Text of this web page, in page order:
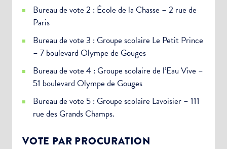
Bureau de vote 2 : École de la Chasse – 2 rue de
Paris
Bureau de vote 3 : Groupe scolaire Le Petit Prince
– 7 boulevard Olympe de Gouges
Bureau de vote 4 : Groupe scolaire de l’Eau Vive –
51 boulevard Olympe de Gouges
Bureau de vote 5 : Groupe scolaire Lavoisier – 111
rue des Grands Champs.
VOTE PAR PROCURATION